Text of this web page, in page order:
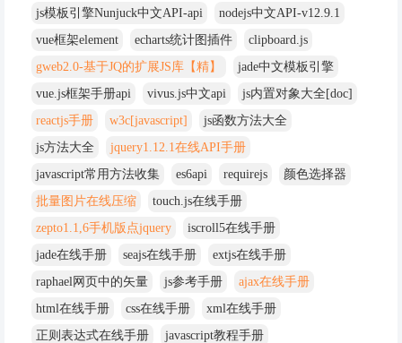
js模板引擎Nunjuck中文API-api
nodejs中文API-v12.9.1
vue框架element
echarts统计图插件
clipboard.js
gweb2.0-基于JQ的扩展JS库【精】
jade中文模板引擎
vue.js框架手册api
vivus.js中文api
js内置对象大全[doc]
reactjs手册
w3c[javascript]
js函数方法大全
js方法大全
jquery1.12.1在线API手册
javascript常用方法收集
es6api requirejs
颜色选择器
批量图片在线压缩
touch.js在线手册
zepto1.1,6手机版点jquery
iscroll5在线手册
jade在线手册
seajs在线手册
extjs在线手册
raphael网页中的矢量
js参考手册
ajax在线手册
html在线手册
css在线手册
xml在线手册
正则表达式在线手册
javascript教程手册